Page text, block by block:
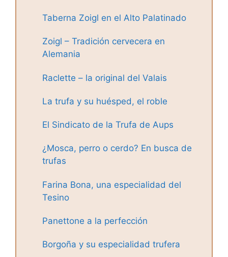
Taberna Zoigl en el Alto Palatinado
Zoigl – Tradición cervecera en
Alemania
Raclette – la original del Valais
La trufa y su huésped, el roble
El Sindicato de la Trufa de Aups
¿Mosca, perro o cerdo? En busca de
trufas
Farina Bona, una especialidad del
Tesino
Panettone a la perfección
Borgoña y su especialidad trufera